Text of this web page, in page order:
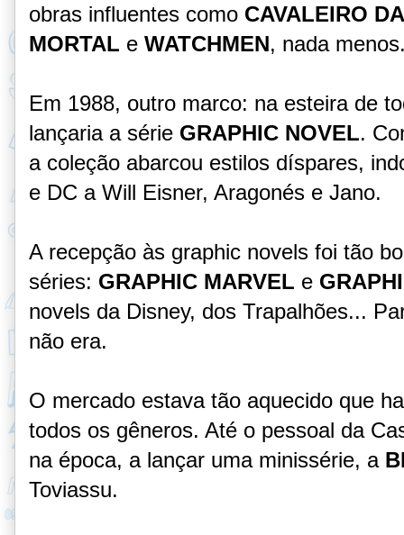
obras influentes como CAVALEIRO
MORTAL e WATCHMEN, nada
Em 1988, outro marco: na esteira de
lançaria a série GRAPHIC NOVEL.
a coleção abarcou estilos díspares,
e DC a Will Eisner, Aragonés e Jano.
A recepção às graphic novels foi tão
séries: GRAPHIC MARVEL e
novels da Disney, dos Trapalhões...
não era.
O mercado estava tão aquecido que
todos os gêneros. Até o pessoal da
na época, a lançar uma minissérie, a
Toviassu.